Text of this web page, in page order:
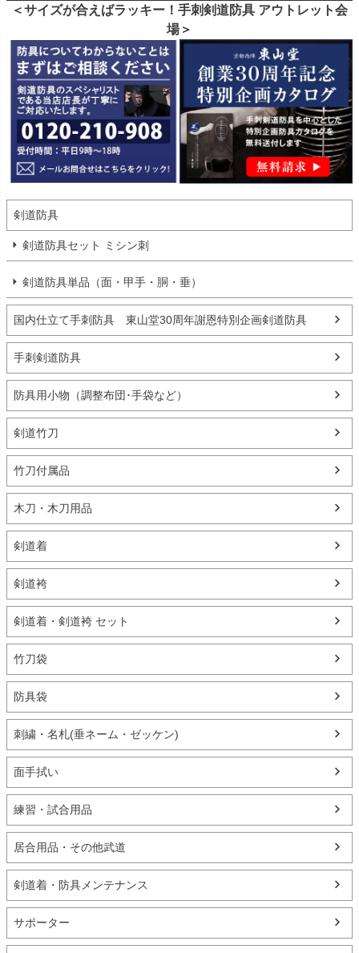
＜サイズが合えばラッキー！手刺剣道防具 アウトレット会
場＞
剣道防具
剣道防具セット ミシン刺
剣道防具単品（面・甲手・胴・垂）
国内仕立て手刺防具 東山堂30周年謝恩特別企画剣道防具
手刺剣道防具
防具用小物（調整布団･手袋など）
剣道竹刀
竹刀付属品
木刀・木刀用品
剣道着
剣道袴
剣道着・剣道袴 セット
竹刀袋
防具袋
刺繍・名札(垂ネーム・ゼッケン)
面手拭い
練習・試合用品
居合用品・その他武道
剣道着・防具メンテナンス
サポーター